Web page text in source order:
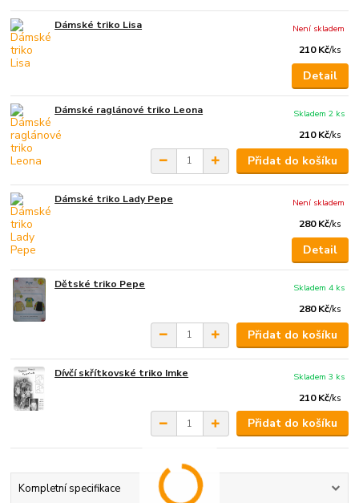
Dámské triko Lisa
210 Kč/ks
Není skladem
Detail
Dámské raglánové triko Leona
210 Kč/ks
Skladem 2 ks
Přidat do košíku
Dámské triko Lady Pepe
280 Kč/ks
Není skladem
Detail
Dětské triko Pepe
280 Kč/ks
Skladem 4 ks
Přidat do košíku
Dívčí skřítkovské triko Imke
210 Kč/ks
Skladem 3 ks
Přidat do košíku
Kompletní specifikace